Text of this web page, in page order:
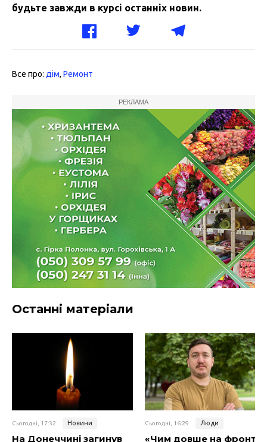
будьте завжди в курсі останніх новин.
Все про: дім, Ремонт
РЕКЛАМА
Останні матеріали
Сьогодні, 17:32 Новини
На Донеччині загинув
Сьогодні, 16:29 Люди
«Чим довше на фронті,